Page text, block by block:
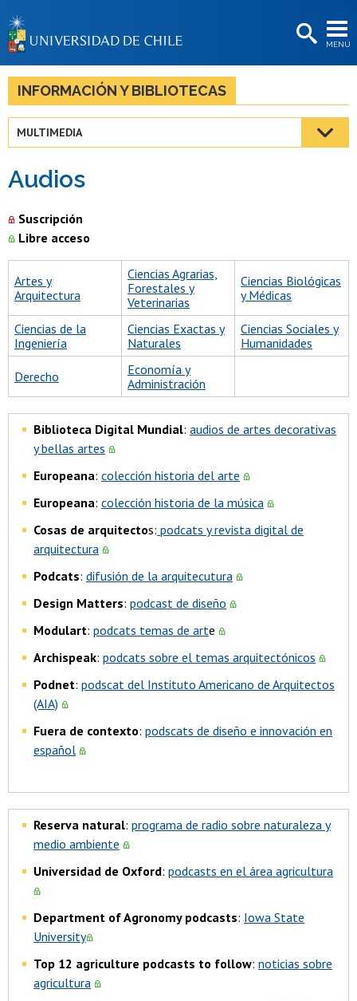
MENÚ
BIBLIOTECAS
LA UNIVERSIDAD
Estudiantes
INFORMACIÓN Y BIBLIOTECAS
MULTIMEDIA
Audios
Suscripción
Libre acceso
Artes y
Arquitectura
Ciencias Agrarias,
Forestales y
Veterinarias
Ciencias Biológicas
y Médicas
Ciencias de la
Ingeniería
Ciencias Exactas y
Naturales
Ciencias Sociales y
Humanidades
Derecho
Economía y
Administración
Biblioteca Digital Mundial: audios de artes decorativas
y bellas artes
Europeana: colección historia del arte
Europeana: colección historia de la música
Cosas de arquitectos: podcats y revista digital de
arquitectura
Podcats: difusión de la arquitecutura
Design Matters: podcast de diseño
Modulart: podcats temas de arte
Archispeak: podcats sobre el temas arquitectónicos
Podnet: podscat del Instituto Americano de Arquitectos
(AIA)
Fuera de contexto: podscats de diseño e innovación en
español
Reserva natural: programa de radio sobre naturaleza y
medio ambiente
Universidad de Oxford: podcasts en el área agricultura
Department of Agronomy podcasts: Iowa State
University
Top 12 agriculture podcasts to follow: noticias sobre
agricultura